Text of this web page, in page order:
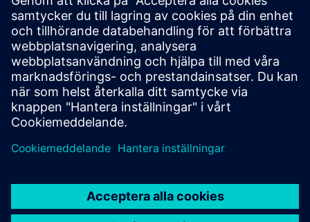
Monitor and analyze data from your SINAMICS drives
in real time using AI. Drivetrain Analyzer Edge
increases system availability and optimizes energy
consumption.